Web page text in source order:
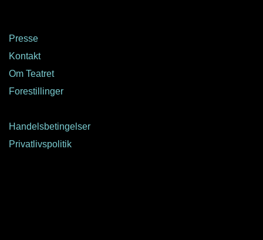
Presse
Kontakt
Om Teatret
Forestillinger
Handelsbetingelser
Privatlivspolitik